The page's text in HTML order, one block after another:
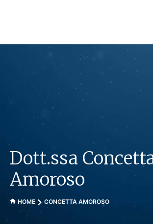
Dott.ssa
Amoroso
HOME CONCETTA AMOROSO